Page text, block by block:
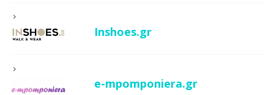
Inshoes.gr
e-mpomponiera.gr